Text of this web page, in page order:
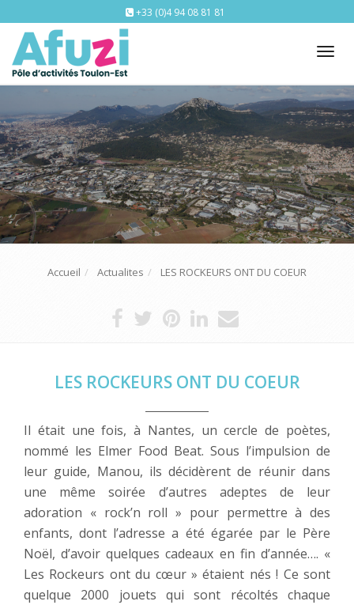
+33 (0)4 94 08 81 81
Accueil Actualites LES ROCKEURS ONT DU COEUR
LES ROCKEURS ONT DU COEUR
Il était une fois, à Nantes, un cercle de poètes,
nommé les Elmer Food Beat. Sous l’impulsion de
leur guide, Manou, ils décidèrent de réunir dans
une même soirée d’autres adeptes de leur
adoration « rock’n roll » pour permettre à des
enfants, dont l’adresse a été égarée par le Père
Noël, d’avoir quelques cadeaux en fin d’année…. «
Les Rockeurs ont du cœur » étaient nés ! Ce sont
quelque 2000 jouets qui sont récoltés chaque